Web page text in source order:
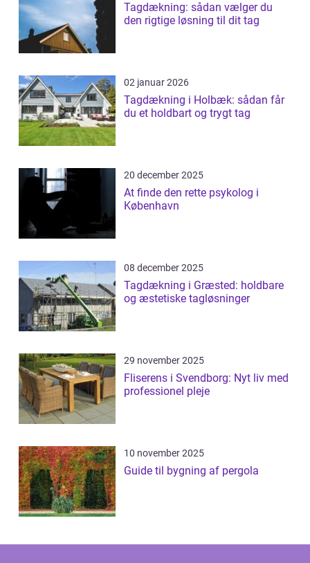
Tagdækning: sådan vælger du
den rigtige løsning til dit tag
02 januar 2026
Tagdækning i Holbæk: sådan får
du et holdbart og trygt tag
20 december 2025
At finde den rette psykolog i
København
08 december 2025
Tagdækning i Græsted: holdbare
og æstetiske tagløsninger
29 november 2025
Fliserens i Svendborg: Nyt liv med
professionel pleje
10 november 2025
Guide til bygning af pergola